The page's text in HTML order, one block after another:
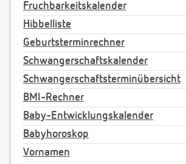
Fruchbarkeitskalender
Hibbelliste
Geburtsterminrechner
Schwangerschaftskalender
Schwangerschaftsterminübersicht
BMI-Rechner
Baby-Entwicklungskalender
Babyhoroskop
Vornamen